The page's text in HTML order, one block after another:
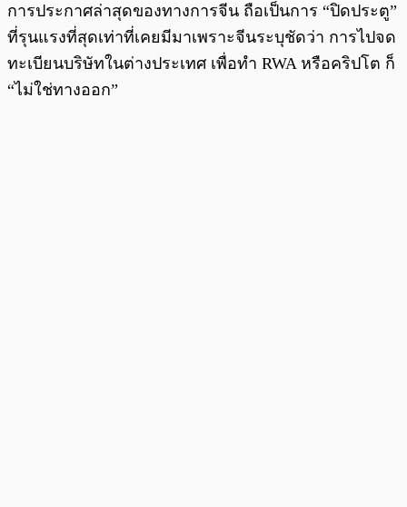
การประกาศล่าสุดของทางการจีน ถือเป็นการ “ปิดประตู”
ที่รุนแรงที่สุดเท่าที่เคยมีมาเพราะจีนระบุชัดว่า การไปจด
ทะเบียนบริษัทในต่างประเทศ เพื่อทำ RWA หรือคริปโต ก็
“ไม่ใช่ทางออก”